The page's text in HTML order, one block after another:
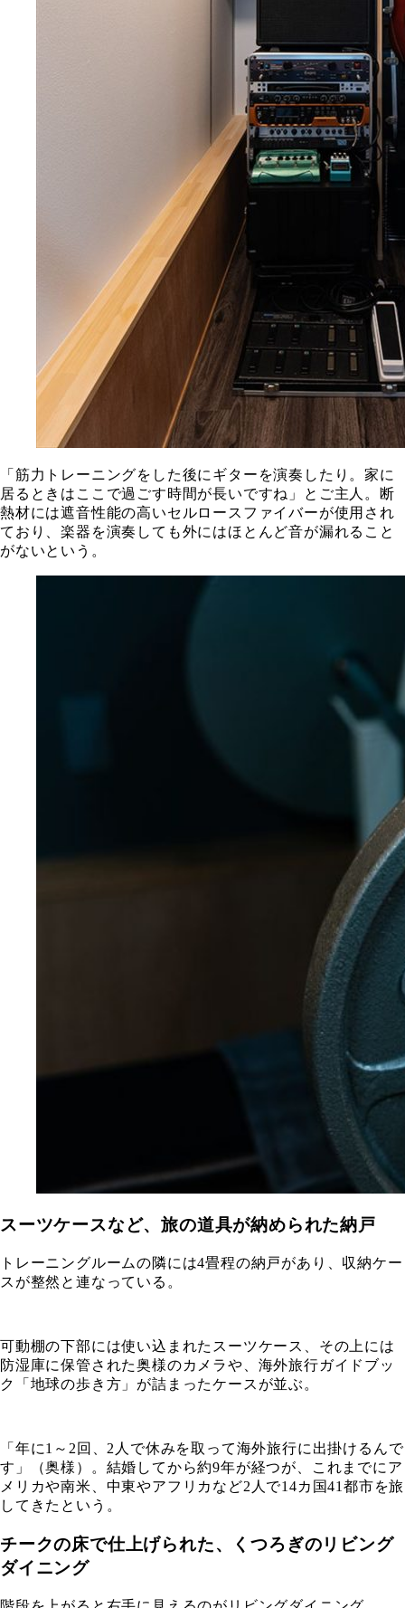
「筋力トレーニングをした後にギターを演奏したり。家に
居るときはここで過ごす時間が長いですね」とご主人。断
熱材には遮音性能の高いセルロースファイバーが使用され
ており、楽器を演奏しても外にはほとんど音が漏れること
がないという。
スーツケースなど、旅の道具が納められた納戸
トレーニングルームの隣には4畳程の納戸があり、収納ケー
スが整然と連なっている。
可動棚の下部には使い込まれたスーツケース、その上には
防湿庫に保管された奥様のカメラや、海外旅行ガイドブッ
ク「地球の歩き方」が詰まったケースが並ぶ。
「年に1～2回、2人で休みを取って海外旅行に出掛けるんで
す」（奥様）。結婚してから約9年が経つが、これまでにア
メリカや南米、中東やアフリカなど2人で14カ国41都市を旅
してきたという。
チークの床で仕上げられた、くつろぎのリビング
ダイニング